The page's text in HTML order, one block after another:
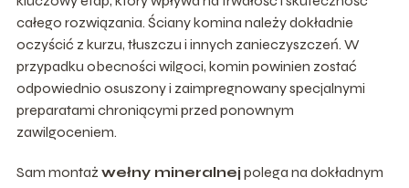
całego rozwiązania. Ściany komina należy dokładnie
oczyścić z kurzu, tłuszczu i innych zanieczyszczeń. W
przypadku obecności wilgoci, komin powinien zostać
odpowiednio osuszony i zaimpregnowany specjalnymi
preparatami chroniącymi przed ponownym
zawilgoceniem.
Sam montaż wełny mineralnej polega na dokładnym